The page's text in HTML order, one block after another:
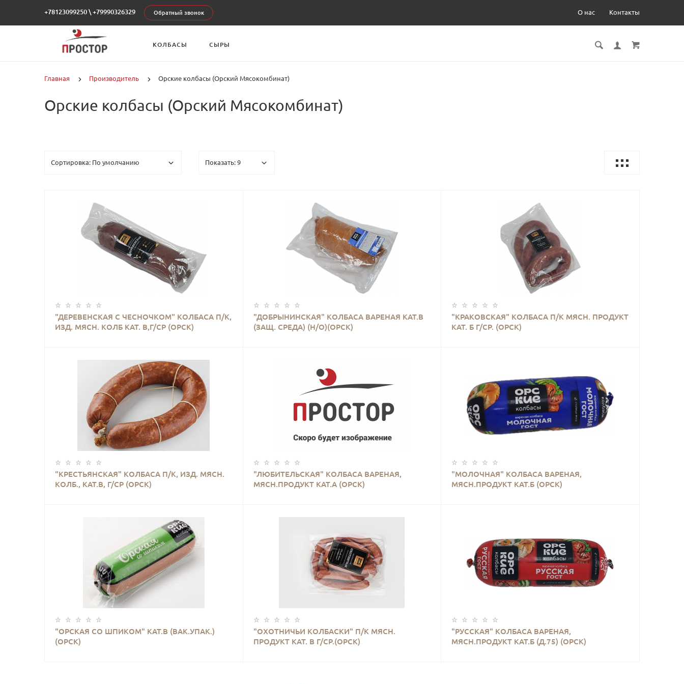
+78123099250 \ +79990326329 Обратный звонок О нас Контакты
КОЛБАСЫ СЫРЫ
Главная Производитель Орские колбасы (Орский Мясокомбинат)
Орские колбасы (Орский Мясокомбинат)
"ДЕРЕВЕНСКАЯ С ЧЕСНОЧКОМ" КОЛБАСА П/К,
ИЗД. МЯСН. КОЛБ КАТ. В,Г/СР (ОРСК)
КУПИТЬ
"ДОБРЫНИНСКАЯ" КОЛБАСА ВАРЕНАЯ КАТ.В
(ЗАЩ. СРЕДА) (Н/О)(ОРСК)
КУПИТЬ
"КРАКОВСКАЯ" КОЛБАСА П/К МЯСН. ПРОДУКТ
КАТ. Б Г/СР. (ОРСК)
КУПИТЬ
"КРЕСТЬЯНСКАЯ" КОЛБАСА П/К, ИЗД. МЯСН.
КОЛБ., КАТ.В, Г/СР (ОРСК)
КУПИТЬ
"ЛЮБИТЕЛЬСКАЯ" КОЛБАСА ВАРЕНАЯ,
МЯСН.ПРОДУКТ КАТ.А (ОРСК)
КУПИТЬ
"МОЛОЧНАЯ" КОЛБАСА ВАРЕНАЯ,
МЯСН.ПРОДУКТ КАТ.Б (ОРСК)
КУПИТЬ
"ОРСКАЯ СО ШПИКОМ" КАТ.В (ВАК.УПАК.)
(ОРСК)
КУПИТЬ
"ОХОТНИЧЬИ КОЛБАСКИ" П/К МЯСН.
ПРОДУКТ КАТ. В Г/СР.(ОРСК)
КУПИТЬ
"РУССКАЯ" КОЛБАСА ВАРЕНАЯ,
МЯСН.ПРОДУКТ КАТ.Б (Д.75) (ОРСК)
КУПИТЬ